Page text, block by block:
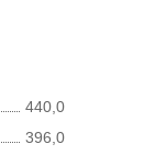
440,0
396,0